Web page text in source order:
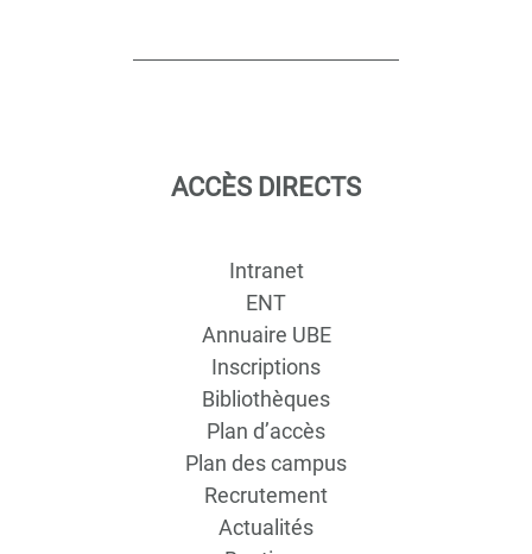
ACCÈS DIRECTS
Intranet
ENT
Annuaire UBE
Inscriptions
Bibliothèques
Plan d’accès
Plan des campus
Recrutement
Actualités